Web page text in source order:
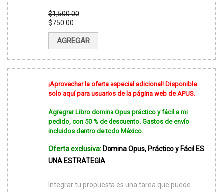
$1,500.00
El
original
era:
$1,500.00.
$750.00
precio
actual
es:
AGREGAR
¡Aprovechar la oferta especial adicional! Disponible
solo aquí para usuarios de la página web de APUS.
Agregrar Libro domina Opus práctico y fácil a mi
pedido, con 50 % de descuento. Gastos de envío
incluidos dentro de todo México.
Oferta exclusiva: Domina Opus, Práctico y Fácil ES
UNA ESTRATEGIA
Integrar tu propuesta es una tarea que puede